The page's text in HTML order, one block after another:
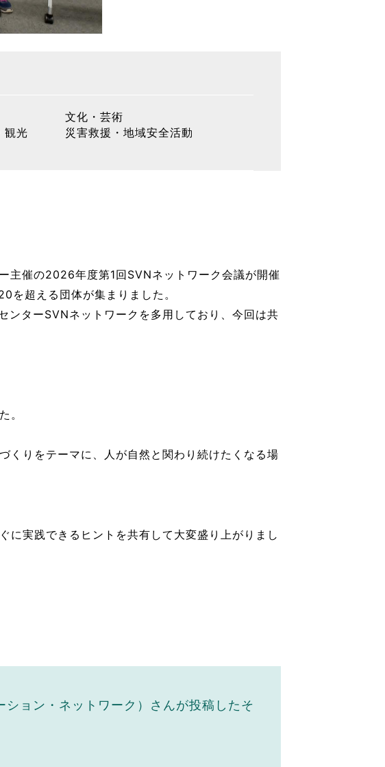
文化・芸術
観光
災害救援・地域安全活動
主催の2026年度第1回SVNネットワーク会議が開催
を超える団体が集まりました。
ンターSVNネットワークを多用しており、今回は共
。
くりをテーマに、人が自然と関わり続けたくなる場
に実践できるヒントを共有して大変盛り上がりまし
ョン・ネットワーク）さんが投稿したそ